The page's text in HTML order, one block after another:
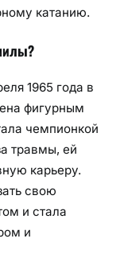
катанию.
1965 года в
фигурным
чемпионкой
травмы, ей
карьеру.
свою
и стала
и